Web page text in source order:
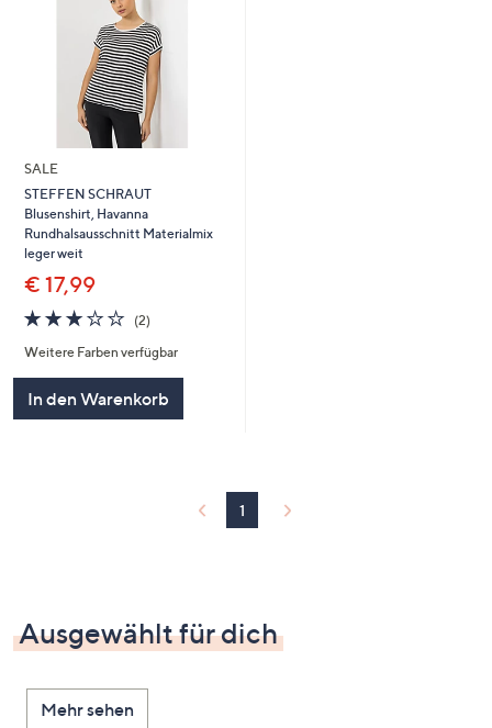
SALE
STEFFEN SCHRAUT
Blusenshirt, Havanna
Rundhalsausschnitt Materialmix
leger weit
€ 17,99
3.0
von
5
(2)2
Weitere Farben verfügbar
In den Warenkorb
1
Ausgewählt für dich
Mehr sehen